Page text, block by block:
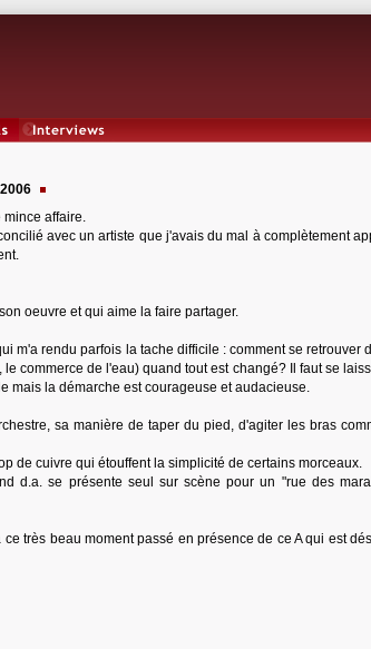
mince affaire.
avec un artiste que j'avais du mal à complètement
oeuvre et qui aime la faire partager.
m'a rendu parfois la tache difficile : comment se retrouver
commerce de l'eau) quand tout est changé? Il faut se
mais la démarche est courageuse et audacieuse.
sa manière de taper du pied, d'agiter les bras
de cuivre qui étouffent la simplicité de certains morceaux.
d.a. se présente seul sur scène pour un "rue des
très beau moment passé en présence de ce A qui est